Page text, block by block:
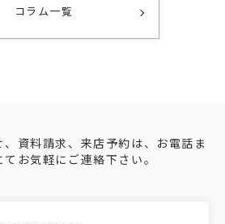
コラム一覧
資料請求、来店予約は、お電話ま
お気軽にご連絡下さい。